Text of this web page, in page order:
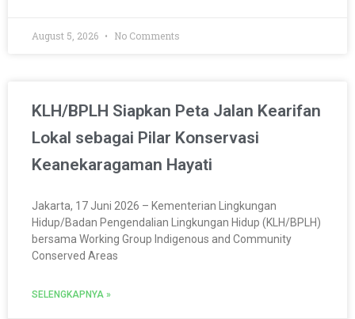
August 5, 2026 No Comments
KLH/BPLH Siapkan Peta Jalan Kearifan
Lokal sebagai Pilar Konservasi
Keanekaragaman Hayati
Jakarta, 17 Juni 2026 – Kementerian Lingkungan
Hidup/Badan Pengendalian Lingkungan Hidup (KLH/BPLH)
bersama Working Group Indigenous and Community
Conserved Areas
SELENGKAPNYA »